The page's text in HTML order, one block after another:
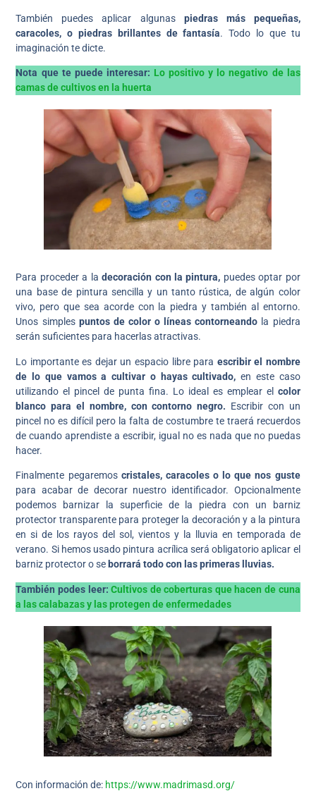
También puedes aplicar algunas piedras más pequeñas,
caracoles, o piedras brillantes de fantasía. Todo lo que tu
imaginación te dicte.
Nota que te puede interesar: Lo positivo y lo negativo de las
camas de cultivos en la huerta
Para proceder a la decoración con la pintura, puedes optar por
una base de pintura sencilla y un tanto rústica, de algún color
vivo, pero que sea acorde con la piedra y también al entorno.
Unos simples puntos de color o líneas contorneando la piedra
serán suficientes para hacerlas atractivas.
Lo importante es dejar un espacio libre para escribir el nombre
de lo que vamos a cultivar o hayas cultivado, en este caso
utilizando el pincel de punta fina. Lo ideal es emplear el color
blanco para el nombre, con contorno negro. Escribir con un
pincel no es difícil pero la falta de costumbre te traerá recuerdos
de cuando aprendiste a escribir, igual no es nada que no puedas
hacer.
Finalmente pegaremoscristales, caracoles o lo que nos guste
para acabar de decorar nuestro identificador. Opcionalmente
podemos barnizar la superficie de la piedra con un barniz
protector transparente para proteger la decoración y a la pintura
en si de los rayos del sol, vientos y la lluvia en temporada de
verano. Si hemos usado pintura acrílica será obligatorio aplicar el
barniz protector o se borrará todo con las primeras lluvias.
También podes leer:Cultivos de coberturas que hacen de cuna
a las calabazas y las protegen de enfermedades
Con información de: https://www.madrimasd.org/